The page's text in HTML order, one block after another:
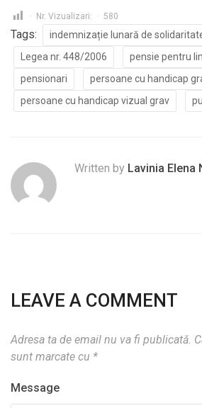
Nr. Vizualizari: 580
Tags:
indemnizație lunară de
Legea nr. 448/2006
pensie pentru
pensionari
persoane cu handicap
persoane cu handicap vizual grav
Written by Lavinia Elena
LEAVE A COMMENT
Adresa ta de email nu va fi publicată.
sunt marcate cu *
Message